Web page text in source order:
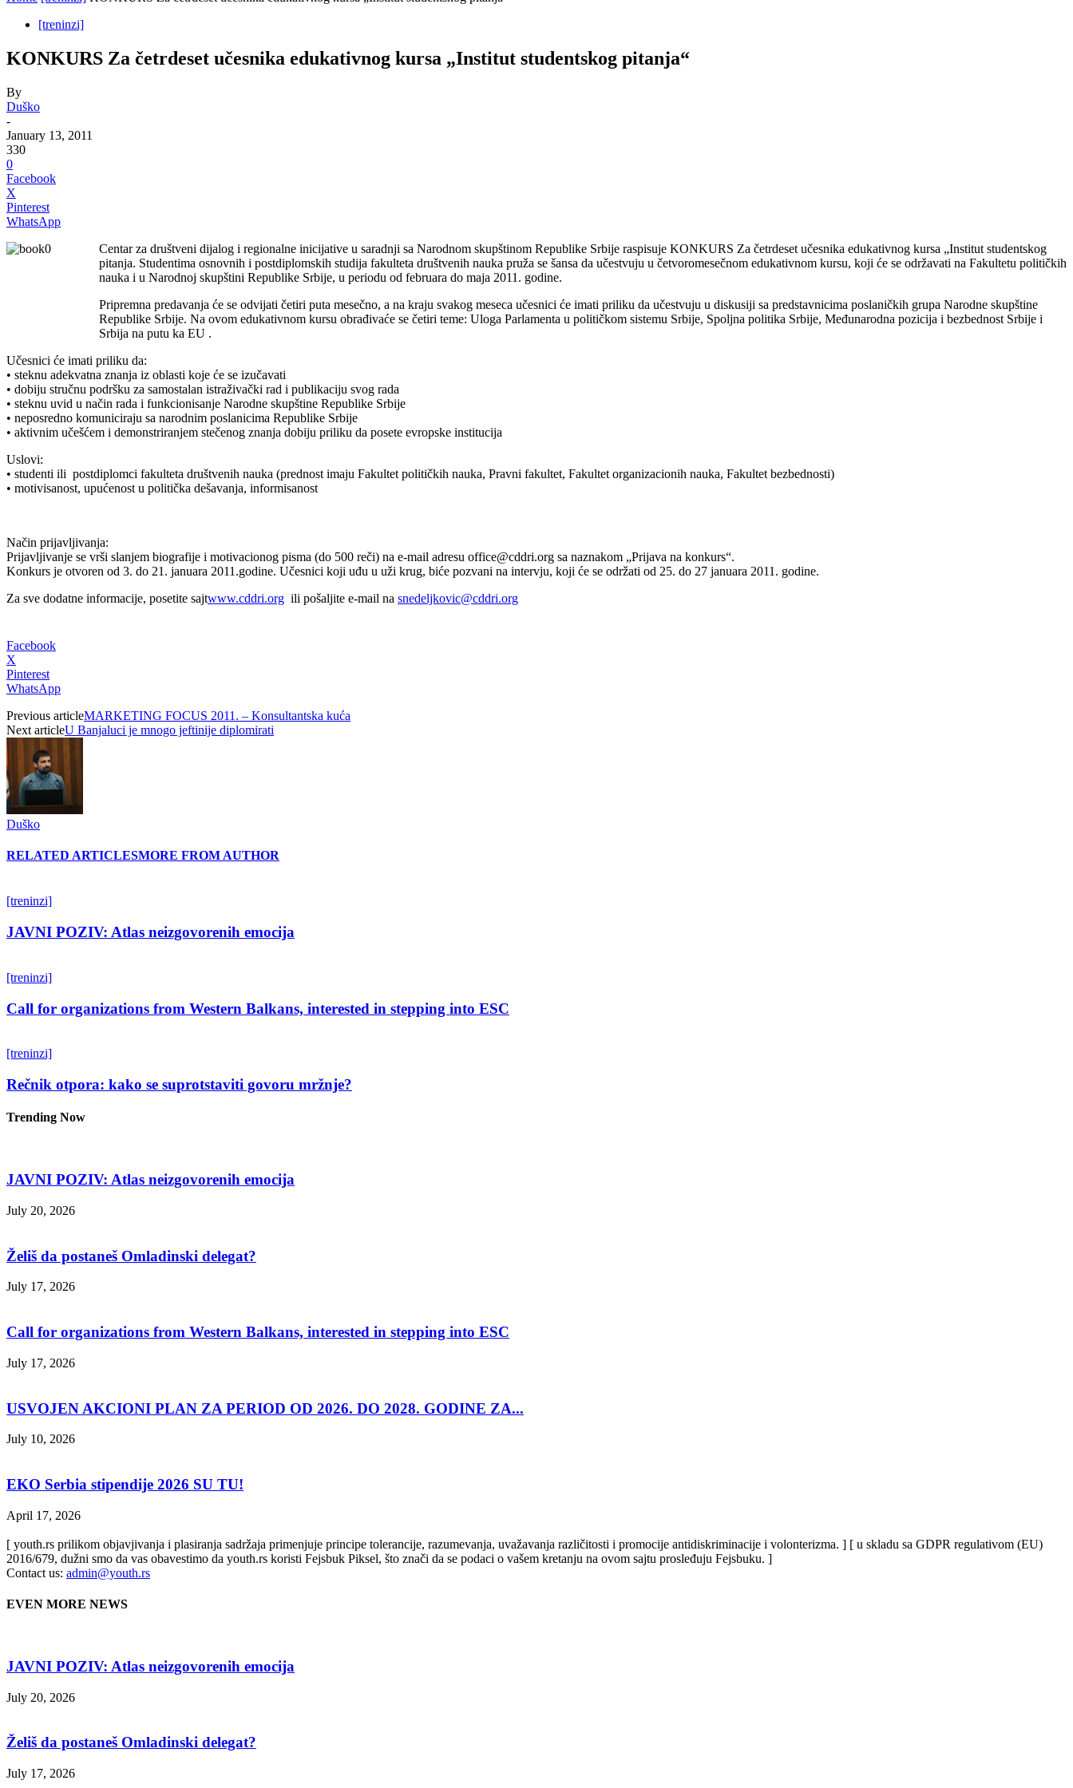
[treninzi]
KONKURS Za četrdeset učesnika edukativnog kursa „Institut studentskog pitanja“
By
Duško
-
January 13, 2011
330
0
Facebook
X
Pinterest
WhatsApp
Centar za društveni dijalog i regionalne inicijative u saradnji sa Narodnom skupštinom Republike Srbije raspisuje KONKURS Za četrdeset učesnika edukativnog kursa „Institut studentskog
pitanja. Studentima osnovnih i postdiplomskih studija fakulteta društvenih nauka pruža se šansa da učestvuju u četvoromesečnom edukativnom kursu, koji će se održavati na Fakultetu političkih
nauka i u Narodnoj skupštini Republike Srbije, u periodu od februara do maja 2011. godine.
Pripremna predavanja će se odvijati četiri puta mesečno, a na kraju svakog meseca učesnici će imati priliku da učestvuju u diskusiji sa predstavnicima poslaničkih grupa Narodne skupštine
Republike Srbije. Na ovom edukativnom kursu obrađivaće se četiri teme: Uloga Parlamenta u političkom sistemu Srbije, Spoljna politika Srbije, Međunarodna pozicija i bezbednost Srbije i
Srbija na putu ka EU .
Učesnici će imati priliku da:
• steknu adekvatna znanja iz oblasti koje će se izučavati
• dobiju stručnu podršku za samostalan istraživački rad i publikaciju svog rada
• steknu uvid u način rada i funkcionisanje Narodne skupštine Republike Srbije
• neposredno komuniciraju sa narodnim poslanicima Republike Srbije
• aktivnim učešćem i demonstriranjem stečenog znanja dobiju priliku da posete evropske institucija
Uslovi:
• studenti ili postdiplomci fakulteta društvenih nauka (prednost imaju Fakultet političkih nauka, Pravni fakultet, Fakultet organizacionih nauka, Fakultet bezbednosti)
• motivisanost, upućenost u politička dešavanja, informisanost
Način prijavljivanja:
Prijavljivanje se vrši slanjem biografije i motivacionog pisma (do 500 reči) na e-mail adresu office@cddri.org sa naznakom „Prijava na konkurs“.
Konkurs je otvoren od 3. do 21. januara 2011.godine. Učesnici koji uđu u uži krug, biće pozvani na intervju, koji će se održati od 25. do 27 januara 2011. godine.
Za sve dodatne informacije, posetite sajtwww.cddri.org ili pošaljite e-mail na snedeljkovic@cddri.org
Facebook
X
Pinterest
WhatsApp
Previous articleMARKETING FOCUS 2011. – Konsultantska kuća
Next articleU Banjaluci je mnogo jeftinije diplomirati
Duško
RELATED ARTICLESMORE FROM AUTHOR
[treninzi]
JAVNI POZIV: Atlas neizgovorenih emocija
[treninzi]
Call for organizations from Western Balkans, interested in stepping into ESC
[treninzi]
Rečnik otpora: kako se suprotstaviti govoru mržnje?
Trending Now
JAVNI POZIV: Atlas neizgovorenih emocija
July 20, 2026
Želiš da postaneš Omladinski delegat?
July 17, 2026
Call for organizations from Western Balkans, interested in stepping into ESC
July 17, 2026
USVOJEN AKCIONI PLAN ZA PERIOD OD 2026. DO 2028. GODINE ZA...
July 10, 2026
EKO Serbia stipendije 2026 SU TU!
April 17, 2026
[ youth.rs prilikom objavjivanja i plasiranja sadržaja primenjuje principe tolerancije, razumevanja, uvažavanja različitosti i promocije antidiskriminacije i volonterizma. ] [ u skladu sa GDPR regulativom (EU)
2016/679, dužni smo da vas obavestimo da youth.rs koristi Fejsbuk Piksel, što znači da se podaci o vašem kretanju na ovom sajtu prosleđuju Fejsbuku. ]
Contact us: admin@youth.rs
EVEN MORE NEWS
JAVNI POZIV: Atlas neizgovorenih emocija
July 20, 2026
Želiš da postaneš Omladinski delegat?
July 17, 2026